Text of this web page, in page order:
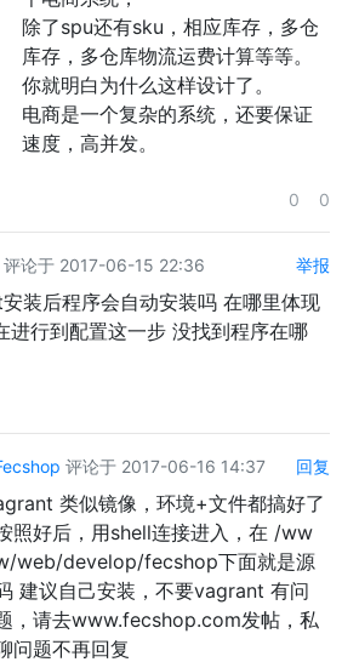
除了spu还有sku，相应库存，多仓
库存，多仓库物流运费计算等等。
你就明白为什么这样设计了。
电商是一个复杂的系统，还要保证
速度，高并发。
0 0
评论于 2017-06-15 22:36 举报
装后程序会自动安装吗 在哪里体现
进行到配置这一步 没找到程序在哪
评论于 2017-06-16 14:37 回复
类似镜像，环境+文件都搞好了
照好后，用shell连接进入，在 /ww
web/develop/fecshop下面就是源
建议自己安装，不要vagrant 有问
，请去www.fecshop.com发帖，私
问题不再回复